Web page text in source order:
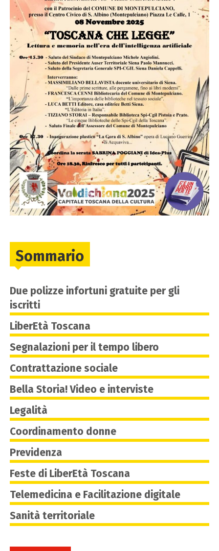
Sommario
Due polizze infortuni gratuite per gli
iscritti
LiberEtà Toscana
Segnalazioni per il tempo libero
Contrattazione sociale
Bella Storia! Video e interviste
Legalità
Coordinamento donne
Previdenza
Feste di LiberEtà Toscana
Telemedicina e Facilitazione digitale
Sanità territoriale